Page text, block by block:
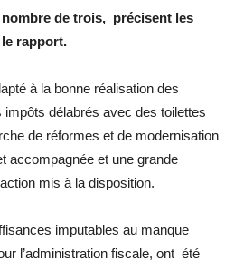
de trois, précisent les
rapport.
à la bonne réalisation des
délabrés avec des toilettes
de réformes et de modernisation
accompagnée et une grande
mis à la disposition.
imputables au manque
l’administration fiscale, ont été